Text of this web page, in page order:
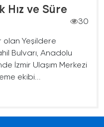
ve Süre
30
Yeşildere
Bulvarı, Anadolu
İzmir Ulaşım Merkezi
ekibi...